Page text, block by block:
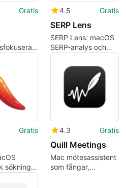
Gratis
för
LLM på
4.5 Gratis
SERP Lens
SERP Lens: macOS
SERP-analys och
forskningsöverlägg
för SEOs
Gratis
sökning
lokal
4.3 Gratis
Quill Meetings
Mac mötesassistent
som fångar,